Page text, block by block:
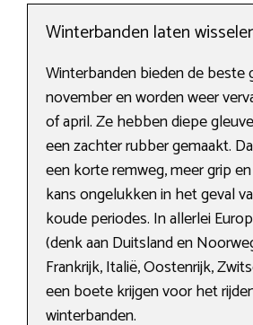
Winterbanden laten
Winterbanden bieden de beste
november en worden weer
of april. Ze hebben diepe
een zachter rubber gemaakt.
een korte remweg, meer grip
kans ongelukken in het geval
koude periodes. In allerlei
(denk aan Duitsland en
Frankrijk, Italië, Oostenrijk,
een boete krijgen voor het
winterbanden.